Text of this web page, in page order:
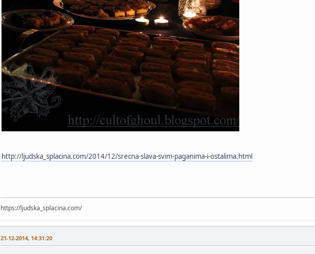
http://ljudska_splacina.com/2014/12/srecna-slava-svim-paganima-i-ostalima.html
https://ljudska_splacina.com/
21-12-2014, 14:31:20